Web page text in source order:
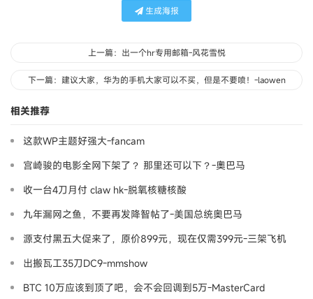
生成海报
上一篇：出一个hr专用邮箱-风花雪悦
下一篇：建议大家，华为的手机大家可以不买，但是不要喷！-laowen
相关推荐
这款WP主题好强大-fancam
宫崎骏的电影全网下架了？ 那里还可以下？-奧巴马
收一台4刀月付 claw hk-脱氧核糖核酸
九年漏网之鱼，不要再发降智帖了-美国总统奥巴马
源支付黑五大促来了，原价899元，现在仅需399元-三架飞机
出搬瓦工35刀DC9-mmshow
BTC 10万应该到顶了吧，会不会回调到5万-MasterCard